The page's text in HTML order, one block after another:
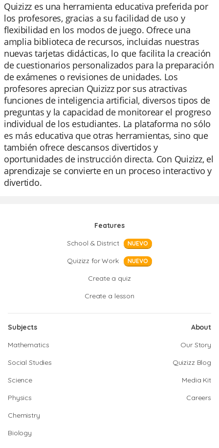
Quizizz es una herramienta educativa preferida por
los profesores, gracias a su facilidad de uso y
flexibilidad en los modos de juego. Ofrece una
amplia biblioteca de recursos, incluidas nuestras
nuevas tarjetas didácticas, lo que facilita la creación
de cuestionarios personalizados para la preparación
de exámenes o revisiones de unidades. Los
profesores aprecian Quizizz por sus atractivas
funciones de inteligencia artificial, diversos tipos de
preguntas y la capacidad de monitorear el progreso
individual de los estudiantes. La plataforma no sólo
es más educativa que otras herramientas, sino que
también ofrece descansos divertidos y
oportunidades de instrucción directa. Con Quizizz, el
aprendizaje se convierte en un proceso interactivo y
divertido.
Features
School & District
NUEVO
Quizizz for Work NUEVO
Create a quiz
Create a lesson
Subjects
Mathematics
Social Studies
Science
Physics
Chemistry
Biology
About
Our Story
Quizizz Blog
Media Kit
Careers